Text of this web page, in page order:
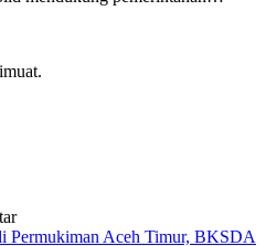
Permukiman Aceh Timur, BKSDA